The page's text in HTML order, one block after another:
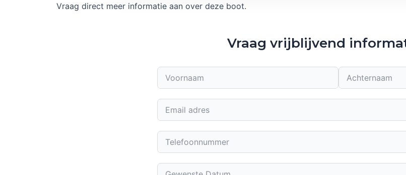
Vraag direct meer informatie aan over deze boot.
Vraag vrijblijvend